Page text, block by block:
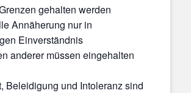
gehalten werden
Annäherung nur in
Einverständnis
anderer müssen eingehalten
Beleidigung und Intoleranz sind